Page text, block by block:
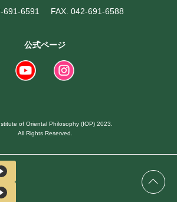
691-6591
FAX. 042-691-6588
公式ページ
of Oriental Philosophy (IOP) 2023.
All Rights Reserved.